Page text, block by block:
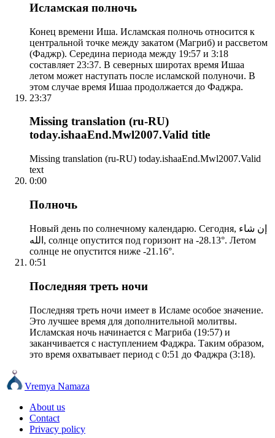
Исламская полночь
Конец времени Иша. Исламская полночь относится к
центральной точке между закатом (Магриб) и рассветом
(Фаджр). Середина периода между 19:57 и 3:18
составляет 23:37. В северных широтах время Ишаа
летом может наступать после исламской полуночи. В
этом случае время Ишаа продолжается до Фаджра.
23:37
Missing translation (ru-RU)
today.ishaaEnd.Mwl2007.Valid title
Missing translation (ru-RU) today.ishaaEnd.Mwl2007.Valid
text
0:00
Полночь
Новый день по солнечному календарю. Сегодня, إن شاء
الله, солнце опустится под горизонт на -28.13°. Летом
солнце не опустится ниже -21.16°.
0:51
Последняя треть ночи
Последняя треть ночи имеет в Исламе особое значение.
Это лучшее время для дополнительной молитвы.
Исламская ночь начинается с Магриба (19:57) и
заканчивается с наступлением Фаджра. Таким образом,
это время охватывает период с 0:51 до Фаджра (3:18).
Vremya Namaza
About us
Contact
Privacy policy